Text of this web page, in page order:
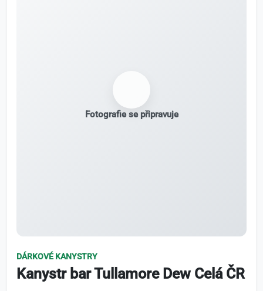
Fotografie se připravuje
DÁRKOVÉ KANYSTRY
Kanystr bar Tullamore Dew Celá ČR